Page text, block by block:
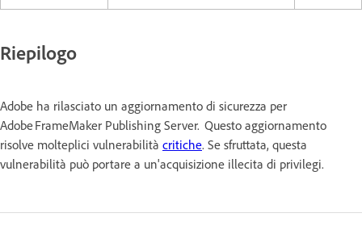
Riepilogo
Adobe ha rilasciato un aggiornamento di sicurezza per
Adobe FrameMaker Publishing Server. Questo aggiornamento
risolve molteplici vulnerabilità critiche. Se sfruttata, questa
vulnerabilità può portare a un'acquisizione illecita di privilegi.